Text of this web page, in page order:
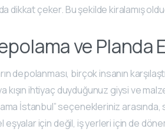
dikkat çeker. Bu şekilde kiralamış
ve Planda
depolanması, birçok insanın
kışın ihtiyaç duyduğunuz giysi ve
İstanbul” seçenekleriniz
eşyalar için değil, iş yerleri için de